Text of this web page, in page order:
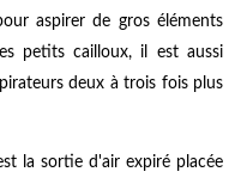
aspirer de gros éléments
petits cailloux, il est aussi
deux à trois fois plus
la sortie d'air expiré placée